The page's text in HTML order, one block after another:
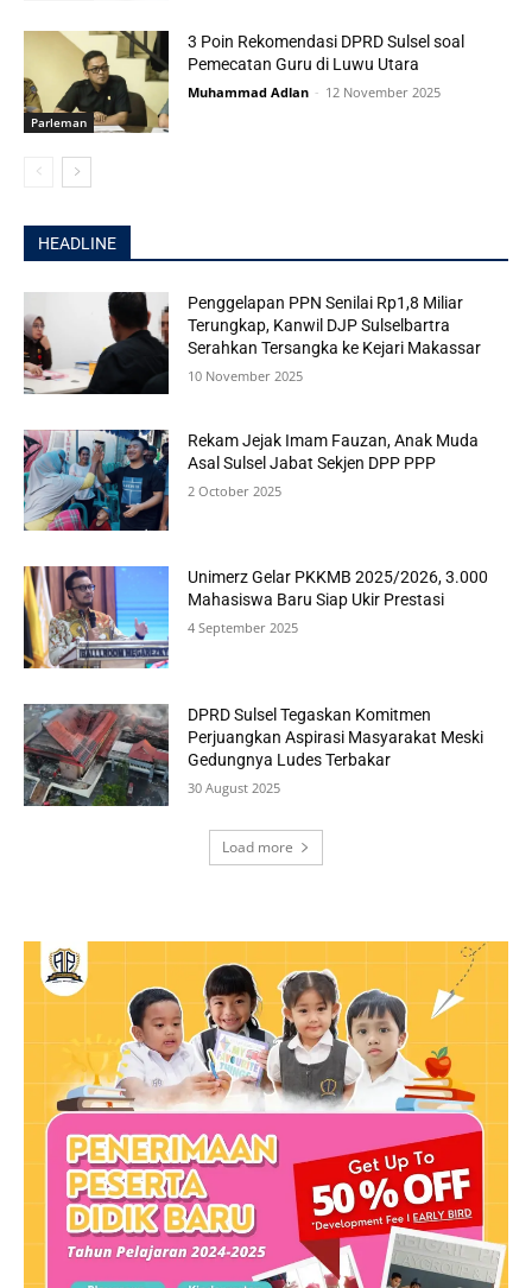
Parleman
3 Poin Rekomendasi DPRD Sulsel soal
Pemecatan Guru di Luwu Utara
Muhammad Adlan - 12 November 2025
HEADLINE
Penggelapan PPN Senilai Rp1,8 Miliar
Terungkap, Kanwil DJP Sulselbartra
Serahkan Tersangka ke Kejari Makassar
10 November 2025
Rekam Jejak Imam Fauzan, Anak Muda
Asal Sulsel Jabat Sekjen DPP PPP
2 October 2025
Unimerz Gelar PKKMB 2025/2026, 3.000
Mahasiswa Baru Siap Ukir Prestasi
4 September 2025
DPRD Sulsel Tegaskan Komitmen
Perjuangkan Aspirasi Masyarakat Meski
Gedungnya Ludes Terbakar
30 August 2025
Load more